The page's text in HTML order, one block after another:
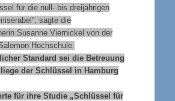
für die null- bis dreijährigen
sagte die
Susanne Viernickel von der
Hochschule.
Standard sei die Betreuung
der Schlüssel in Hamburg
für ihre Studie „Schlüssel für